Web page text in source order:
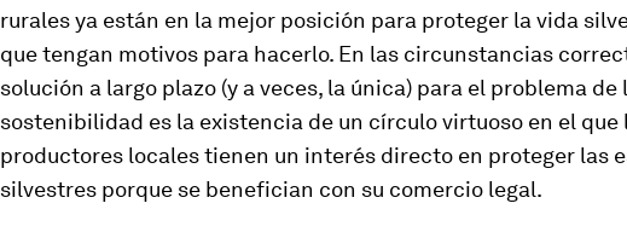
rurales ya están en la mejor posición para proteger la vida
que tengan motivos para hacerlo. En las circunstancias
solución a largo plazo (y a veces, la única) para el problema de
sostenibilidad es la existencia de un círculo virtuoso en el que
productores locales tienen un interés directo en proteger las
silvestres porque se benefician con su comercio legal.